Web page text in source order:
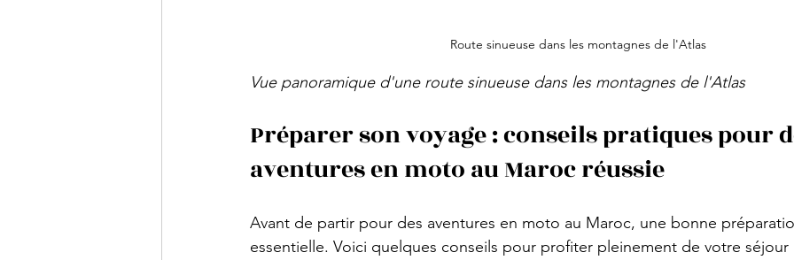
Route sinueuse dans les montagnes de l'Atlas
Vue panoramique d'une route sinueuse dans les montagnes de l'Atlas
Préparer son voyage : conseils pratiques pour
aventures en moto au Maroc réussie
Avant de partir pour des aventures en moto au Maroc, une bonne
essentielle. Voici quelques conseils pour profiter pleinement de votre séjour